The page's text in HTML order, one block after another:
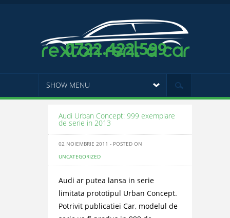
0722.422.599
SHOW MENU
Audi Urban Concept: 999 exemplare
de serie in 2013
02 NOIEMBRIE 2011 - POSTED ON
UNCATEGORIZED
Audi ar putea lansa in serie
limitata prototipul Urban Concept.
Potrivit publicatiei Car, modelul de